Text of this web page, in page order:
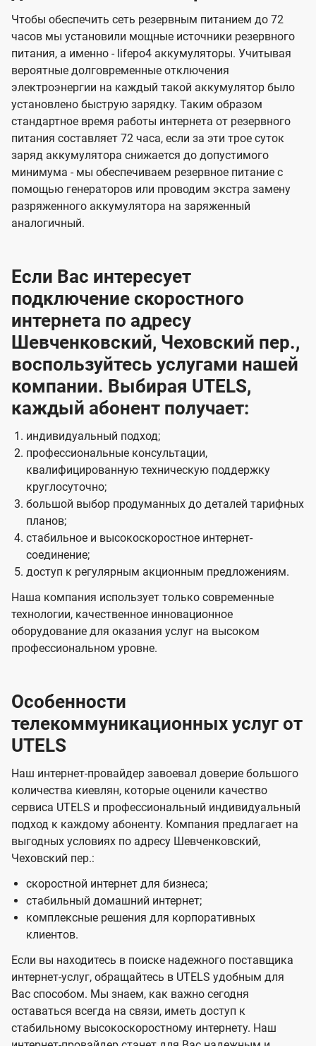
Чтобы обеспечить сеть резервным питанием до 72
часов мы установили мощные источники резервного
питания, а именно - lifepo4 аккумуляторы. Учитывая
вероятные долговременные отключения
электроэнергии на каждый такой аккумулятор было
установлено быструю зарядку. Таким образом
стандартное время работы интернета от резервного
питания составляет 72 часа, если за эти трое суток
заряд аккумулятора снижается до допустимого
минимума - мы обеспечиваем резервное питание с
помощью генераторов или проводим экстра замену
разряженного аккумулятора на заряженный
аналогичный.
Если Вас интересует
подключение скоростного
интернета по адресу
Шевченковский, Чеховский пер.,
воспользуйтесь услугами нашей
компании. Выбирая UTELS,
каждый абонент получает:
индивидуальный подход;
профессиональные консультации,
квалифицированную техническую поддержку
круглосуточно;
большой выбор продуманных до деталей тарифных
планов;
стабильное и высокоскоростное интернет-
соединение;
доступ к регулярным акционным предложениям.
Наша компания использует только современные
технологии, качественное инновационное
оборудование для оказания услуг на высоком
профессиональном уровне.
Особенности
телекоммуникационных услуг от
UTELS
Наш интернет-провайдер завоевал доверие большого
количества киевлян, которые оценили качество
сервиса UTELS и профессиональный индивидуальный
подход к каждому абоненту. Компания предлагает на
выгодных условиях по адресу Шевченковский,
Чеховский пер.:
скоростной интернет для бизнеса;
стабильный домашний интернет;
комплексные решения для корпоративных
клиентов.
Если вы находитесь в поиске надежного поставщика
интернет-услуг, обращайтесь в UTELS удобным для
Вас способом. Мы знаем, как важно сегодня
оставаться всегда на связи, иметь доступ к
стабильному высокоскоростному интернету. Наш